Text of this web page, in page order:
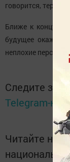
говорится,
Ближе к концу
будущее
неплохие
Следите за
Telegram-
Читайте